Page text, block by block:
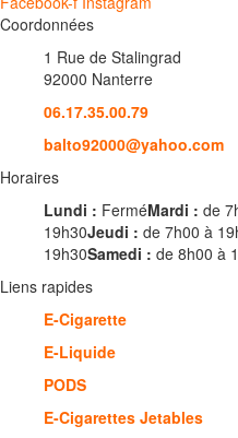
Coordonnées
1 Rue de Stalingrad
92000 Nanterre
06.17.35.00.79
balto92000@yahoo.com
Horaires
Lundi : FerméMardi : de
19h30Jeudi : de 7h00 à
19h30Samedi : de 8h00 à
Liens rapides
E-Cigarette
E-Liquide
PODS
E-Cigarettes Jetables